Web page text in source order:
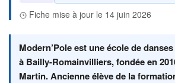
Fiche mise à jour le 14 juin 2026
Modern’Pole est une école de
à Bailly-Romainvilliers, fondée en
Martin. Ancienne élève de la